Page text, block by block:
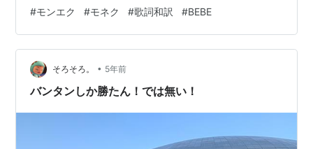
ら....！ もう一つのヒョンウォン作詞の方はオール英語だ
ったのでそれも誰かに託しますw アルバム聞いた感想は..
なんかこう大人になったね...みたいな...。 感慨深い。 韓
国語ver.リビニラッめっちゃいいな！？これ名曲だよねマ
ジで。 タイトル曲も大人の雰囲気で、相変わらず…
#モンエク #モネク #歌詞和訳 #BEBE
そろそろ。 • 5年前
バンタンしか勝たん！では無い！